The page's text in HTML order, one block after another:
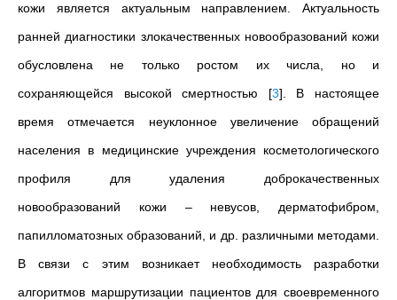
кожи является актуальным направлением.
Актуальность
ранней диагностики злокачественных новообразований кожи
обусловлена не только ростом их числа, но и
сохраняющейся высокой смертностью [3] . В настоящее
время отмечается неуклонное увеличение обращений
населения в медицинские учреждения косметологического
профиля для удаления доброкачественных
новообразований кожи –невусов, дерматофибром,
папилломатозных образований, и др. различными методами.
В связи с этим возникает необходимость разработки
алгоритмов маршрутизации пациентов для своевременного